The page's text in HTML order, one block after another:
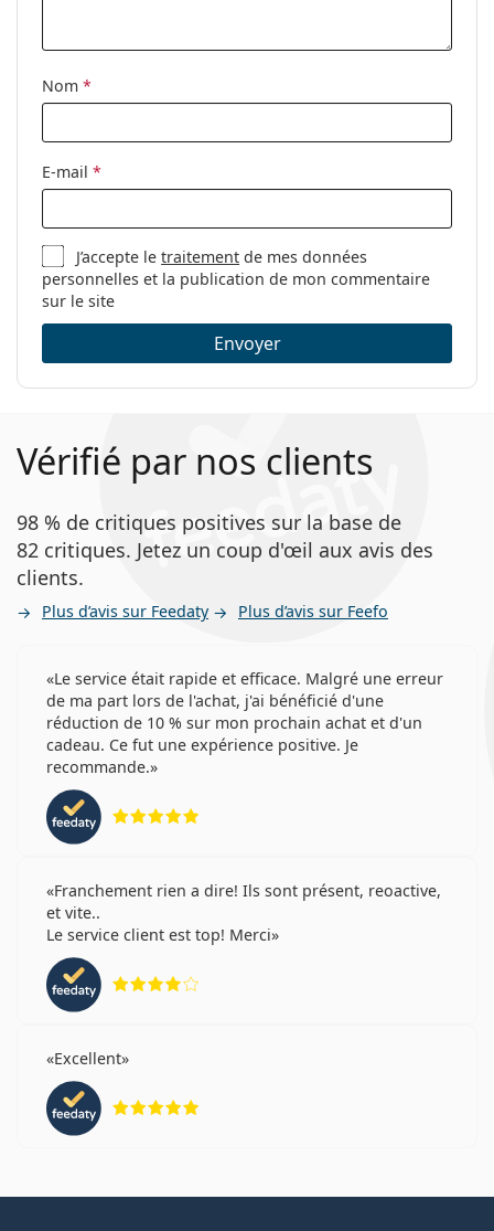
Autres
Sexe:
Marque:
Nom *
E-mail *
J’accepte letraitement de mes données
personnelles et la publication de mon commentaire
sur le site
Envoyer
Vérifié par nos clients
98 % de critiques positives sur la base de
82 critiques. Jetez un coup d'œil aux avis des
clients.
Plus d’avis sur Feedaty Plus d’avis sur Feefo
Le service était rapide et efficace. Malgré une erreur
de ma part lors de l'achat, j'ai bénéficié d'une
réduction de 10 % sur mon prochain achat et d'un
cadeau. Ce fut une expérience positive. Je
recommande.
Franchement rien a dire! Ils sont présent, reoactive,
et vite..
Le service client est top! Merci
Excellent